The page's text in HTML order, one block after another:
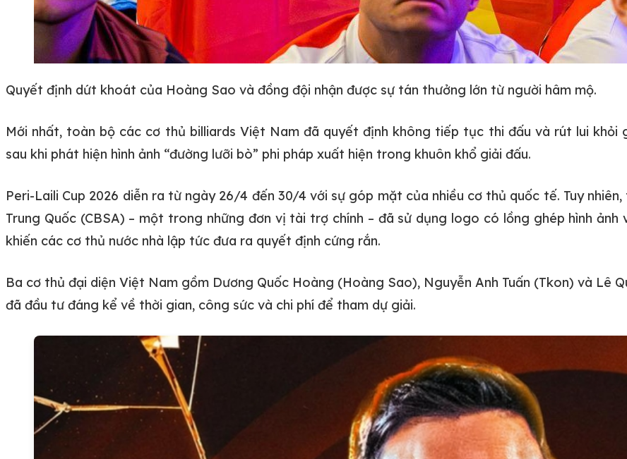
Quyết định dứt khoát của Hoàng Sao và đồng đội nhận được sự tán thưởng lớn từ người hâm mộ.
Mới nhất, toàn bộ các cơ thủ billiards Việt Nam đã quyết định không tiếp tục thi đấu và rút lui khỏi
sau khi phát hiện hình ảnh “đường lưỡi bò” phi pháp xuất hiện trong khuôn khổ giải đấu.
Peri-Laili Cup 2026 diễn ra từ ngày 26/4 đến 30/4 với sự góp mặt của nhiều cơ thủ quốc tế. Tuy
Trung Quốc (CBSA) – một trong những đơn vị tài trợ chính – đã sử dụng logo có lồng ghép hình
khiến các cơ thủ nước nhà lập tức đưa ra quyết định cứng rắn.
Ba cơ thủ đại diện Việt Nam gồm Dương Quốc Hoàng (Hoàng Sao), Nguyễn Anh Tuấn (Tkon) và Lê
đã đầu tư đáng kể về thời gian, công sức và chi phí để tham dự giải.